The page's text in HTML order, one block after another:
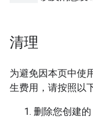
清理
为避免因本页中使
生费用，请按照以
删除您创建的